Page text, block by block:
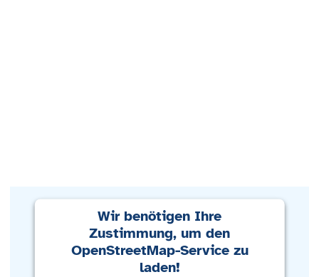
Wir benötigen Ihre
Zustimmung, um den
OpenStreetMap-Service zu
laden!